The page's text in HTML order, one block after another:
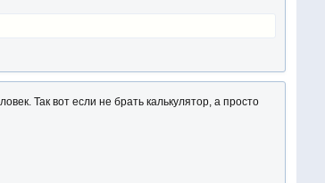
Так вот если не брать калькулятор, а просто